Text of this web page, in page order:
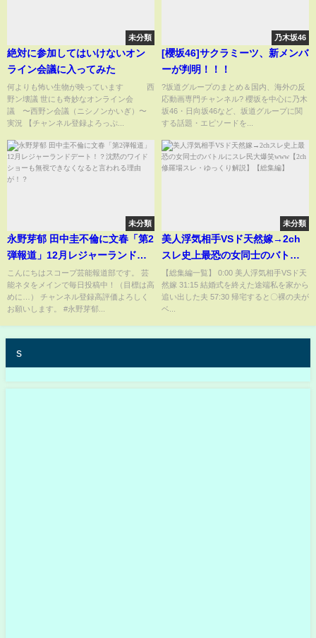
未分類
絶対に参加してはいけないオン
ライン会議に入ってみた
何よりも怖い生物が映っています 西
野ン壊議 世にも奇妙なオンライン会
議 〜西野ン会議（ニシノンかいぎ）〜
実況 【チャンネル登録よろっぷ...
乃木坂46
[櫻坂46]サクラミーツ、新メンバ
ーが判明！！！
?坂道グループのまとめ＆国内、海外の反
応動画専門チャンネル? 櫻坂を中心に乃木
坂46・日向坂46など、坂道グループに関
する話題・エピソードを...
未分類
永野芽郁 田中圭不倫に文春「第2
弾報道」12月レジャーランドデ
ート！？沈黙のワイドショーも
無視できなくなると言われる理
由が！？
こんにちはスコープ芸能報道部です。 芸
能ネタをメインで毎日投稿中！（目標は高
めに…） チャンネル登録高評価よろしく
お願いします。 #永野芽郁...
未分類
美人浮気相手VSド天然嫁→2ch
スレ史上最恐の女同士のバトル
にスレ民大爆笑www【2ch修羅
場スレ・ゆっくり解説】【総集
編】
【総集編一覧】 0:00 美人浮気相手VSド天
然嫁 31:15 結婚式を終えた途端私を家から
追い出した夫 57:30 帰宅すると〇裸の夫が
ベ...
s